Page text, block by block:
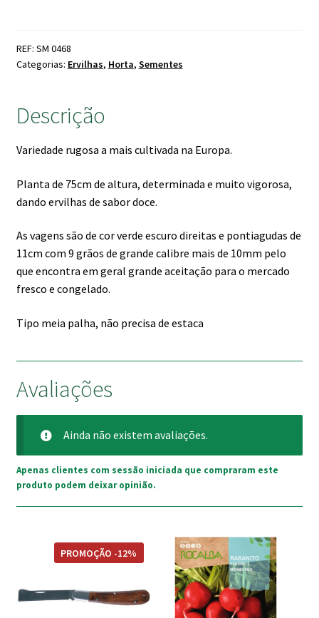
estaca
REF: SM 0468
Categorias: Ervilhas, Horta, Sementes
Descrição
Variedade rugosa a mais cultivada na Europa.
Planta de 75cm de altura, determinada e muito vigorosa,
dando ervilhas de sabor doce.
As vagens são de cor verde escuro direitas e pontiagudas de
11cm com 9 grãos de grande calibre mais de 10mm pelo
que encontra em geral grande aceitação para o mercado
fresco e congelado.
Tipo meia palha, não precisa de estaca
Avaliações
Ainda não existem avaliações.
Apenas clientes com sessão iniciada que compraram este
produto podem deixar opinião.
PROMOÇÃO -12%